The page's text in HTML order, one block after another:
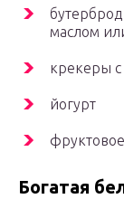
маслом
крекеры
йогурт
Богатая